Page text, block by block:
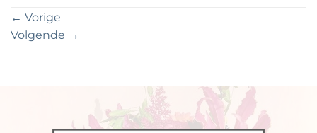
← Vorige
Volgende →